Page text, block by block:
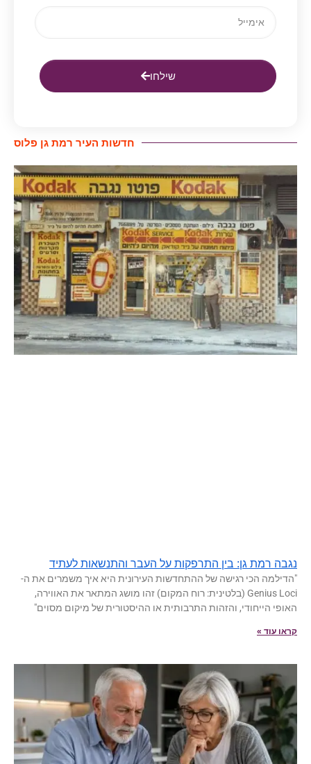
שילחו
חדשות העיר רמת גן פלוס
נגבה רמת גן: בין התרפקות על העבר והתנשאות לעתיד
"הדילמה הכי רגישה של ההתחדשות העירונית היא איך משמרים את ה-
Genius Loci (בלטינית: רוח המקום) זהו מושג המתאר את האווירה,
האופי הייחודי, והזהות התרבותית או ההיסטורית של מיקום מסוים"
קראו עוד »